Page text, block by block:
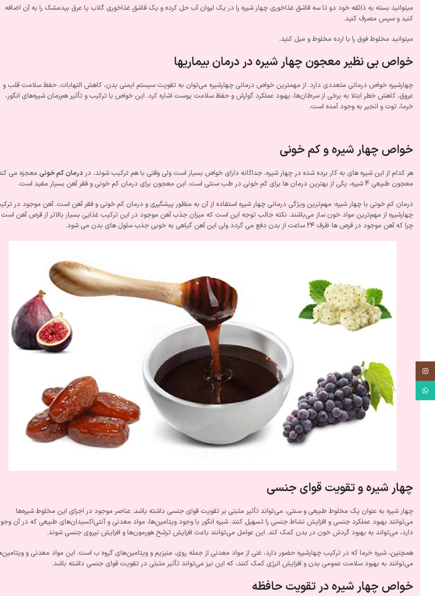
میتوانید بسته به ذائقه خود دو تا سه قاشق غذاخوری چهار شیره را در یک لیوان آب حل کرده و یک قاشق غذاخوری گلاب یا عرق بیدمشک را به آن ا‌‌ضافه
کنید و سپس مصرف کنید.
میتوانید مخلوط فوق را با ارده مخلوط و میل کنید.
خواص بی نظیر معجون چهار شیره در درمان بیماریها
چهارشیره خواص درمانی متعددی دارد. از مهمترین خواص درمانی چهارشیره می‌توان به تقویت سیستم ایمنی بدن، کاهش التهابات، حفظ سلامت قلب و
عروق، کاهش خطر ابتلا به برخی از سرطان‌ها، بهبود عملکرد گوارش و حفظ سلامت پوست اشاره کرد. این خواص با ترکیب و تأثیر هم‌زمان شیره‌های انگور،
خرما، توت و انجیر به وجود آمده است.
خواص چهار شیره و کم خونی
هر کدام از این شیره های به کار برده شده در چهار شیره، جداگانه دارای خواص بسیار است ولی وقتی با هم ترکیب شوند، در درمان کم خونی معجزه می
معجون طبیعی 4 شیره، یکی از بهترین درمان ها برای کم خونی در طب سنتی است. این معجون برای درمان کم خونی و فقر آهن بسیار مفید است.
درمان کم خونی با چهار شیره: مهم‌ترین ویژگی درمانی چهار شیره استفاده از آن به منظور پیشگیری و درمان کم خونی و فقر آهن است. آهن موجود در
چهارشیره از مهم‌ترین مواد خون ساز می‌باشند. نکته جالب توجه این است که میزان جذب آهن موجود در این ترکیب غذایی بسیار بالاتر از قرص آهن است
چرا که آهن موجود در قرص ها ظرف ۲۴ ساعت از بدن دفع می گردد ولی این آهن گیاهی به خوبی جذب سلول های بدن می شود.
چهار شیره و تقویت قوای جنسی
چهار شیره به عنوان یک مخلوط طبیعی و سنتی، می‌تواند تأثیر مثبتی بر تقویت قوای جنسی داشته باشد. عناصر موجود در اجزای این مخلوط شیره‌ها
می‌توانند بهبود عملکرد جنسی و افزایش نشاط جنسی را تسهیل کنند. شیره انگور با وجود ویتامین‌ها، مواد معدنی و آنتی‌اکسیدان‌های طبیعی که در آن
دارد، می‌تواند به بهبود گردش خون در بدن کمک کند. این عوامل می‌توانند باعث افزایش ترشح هورمون‌ها و افزایش نیروی جنسی شوند.
همچنین، شیره خرما که در ترکیب چهارشیره حضور دارد، غنی از مواد معدنی از جمله روی، منیزیم و ویتامین‌های گروه ب است. این مواد معدنی و
می‌توانند به بهبود سلامت عمومی بدن و افزایش انرژی کمک کنند، که این نیز می‌تواند تأثیر مثبتی در تقویت قوای جنسی داشته باشد.
خواص چهار شیره در تقویت حافظه
اینستاگرم
واتس آپ